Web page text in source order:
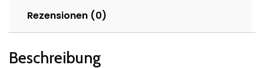
Rezensionen (0)
Beschreibung